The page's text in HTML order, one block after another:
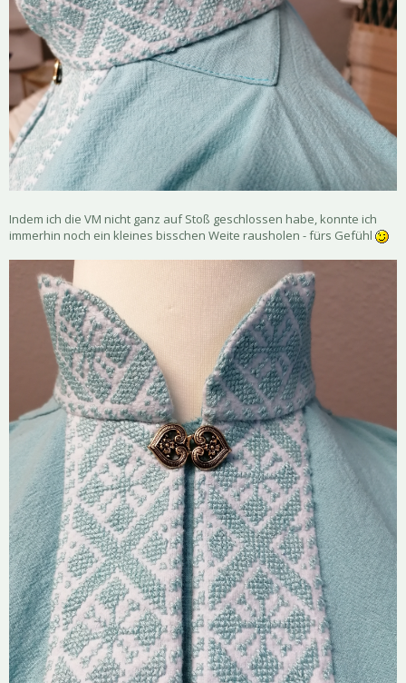
Indem ich die VM nicht ganz auf Stoß geschlossen habe, konnte ich
immerhin noch ein kleines bisschen Weite rausholen - fürs Gefühl